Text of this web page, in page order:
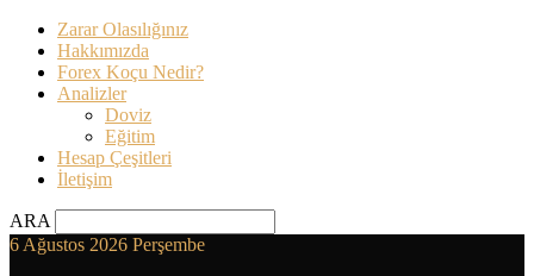
Zarar Olasılığınız
Hakkımızda
Forex Koçu Nedir?
Analizler
Doviz
Eğitim
Hesap Çeşitleri
İletişim
ARA
6 Ağustos 2026 Perşembe